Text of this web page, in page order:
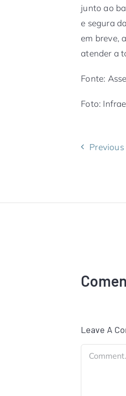
junto ao
e segura
em breve,
atender a
Fonte:
Foto:
Previous
Leave A
Comment